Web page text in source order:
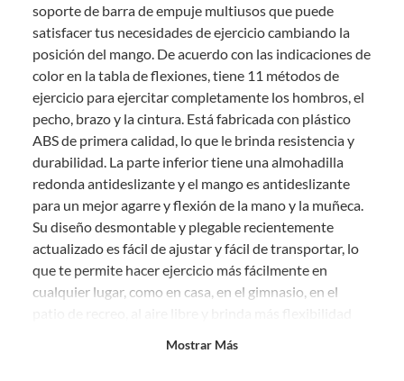
derecho:
Productos que, por su naturaleza, no puedan ser devueltos,
puedan deteriorarse o caducar con rapidez.
Confeccionados a la medida.
De uso personal.
En sodimac.cl te damos 30 días desde que recibes el producto. Debe
estar en perfecto estado, con todas sus etiquetas y sin uso, tal como te lo
entregamos.
Productos digitales que se entregan a través de una descarga
electrónica, por ejemplo, cupones de experiencia o programas
para el computador.
Productos a pedido o confeccionados a medida.
Productos que han sido informados como imperfectos, usados,
reparados, abiertos, de segunda selección, remanufacturados o
con alguna deficiencia, que sean comprados en esa condición a
soporte de barra de empuje multiusos que puede
satisfacer tus necesidades de ejercicio cambiando la
posición del mango. De acuerdo con las indicaciones de
color en la tabla de flexiones, tiene 11 métodos de
ejercicio para ejercitar completamente los hombros, el
pecho, brazo y la cintura. Está fabricada con plástico
ABS de primera calidad, lo que le brinda resistencia y
durabilidad. La parte inferior tiene una almohadilla
redonda antideslizante y el mango es antideslizante
para un mejor agarre y flexión de la mano y la muñeca.
Su diseño desmontable y plegable recientemente
actualizado es fácil de ajustar y fácil de transportar, lo
que te permite hacer ejercicio más fácilmente en
cualquier lugar, como en casa, en el gimnasio, en el
patio de recreo, al aire libre y brinda más flexibilidad
Mostrar Más